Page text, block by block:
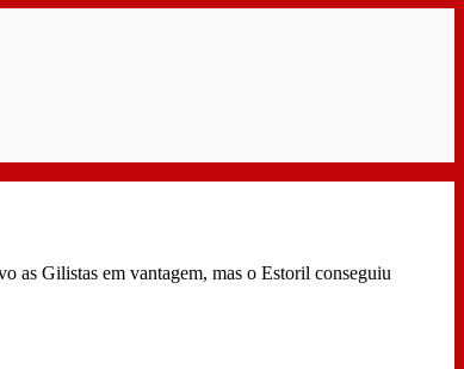
as Gilistas em vantagem, mas o Estoril conseguiu